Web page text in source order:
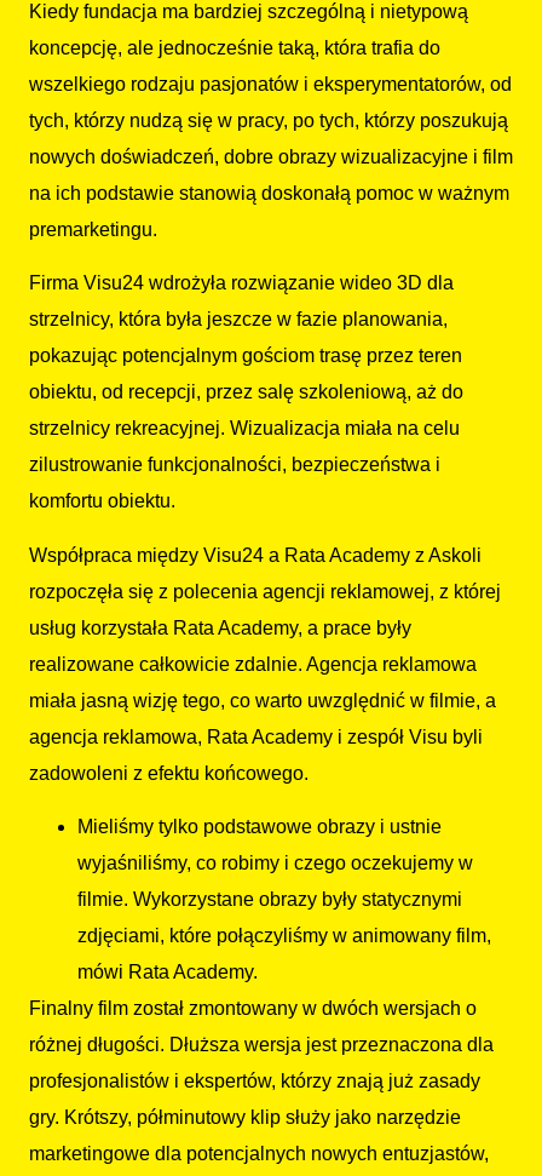
Kiedy fundacja ma bardziej szczególną i nietypową
koncepcję, ale jednocześnie taką, która trafia do
wszelkiego rodzaju pasjonatów i eksperymentatorów, od
tych, którzy nudzą się w pracy, po tych, którzy poszukują
nowych doświadczeń, dobre obrazy wizualizacyjne i film
na ich podstawie stanowią doskonałą pomoc w ważnym
premarketingu.
Firma Visu24 wdrożyła rozwiązanie wideo 3D dla
strzelnicy, która była jeszcze w fazie planowania,
pokazując potencjalnym gościom trasę przez teren
obiektu, od recepcji, przez salę szkoleniową, aż do
strzelnicy rekreacyjnej. Wizualizacja miała na celu
zilustrowanie funkcjonalności, bezpieczeństwa i
komfortu obiektu.
Współpraca między Visu24 a Rata Academy z Askoli
rozpoczęła się z polecenia agencji reklamowej, z której
usług korzystała Rata Academy, a prace były
realizowane całkowicie zdalnie. Agencja reklamowa
miała jasną wizję tego, co warto uwzględnić w filmie, a
agencja reklamowa, Rata Academy i zespół Visu byli
zadowoleni z efektu końcowego.
Mieliśmy tylko podstawowe obrazy i ustnie
wyjaśniliśmy, co robimy i czego oczekujemy w
filmie. Wykorzystane obrazy były statycznymi
zdjęciami, które połączyliśmy w animowany film,
mówi Rata Academy.
Finalny film został zmontowany w dwóch wersjach o
różnej długości. Dłuższa wersja jest przeznaczona dla
profesjonalistów i ekspertów, którzy znają już zasady
gry. Krótszy, półminutowy klip służy jako narzędzie
marketingowe dla potencjalnych nowych entuzjastów,